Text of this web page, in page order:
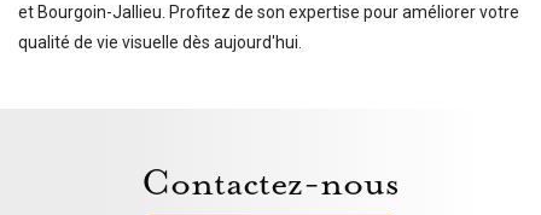
et Bourgoin-Jallieu. Profitez de son expertise pour améliorer votre
qualité de vie visuelle dès aujourd'hui.
Contactez-nous